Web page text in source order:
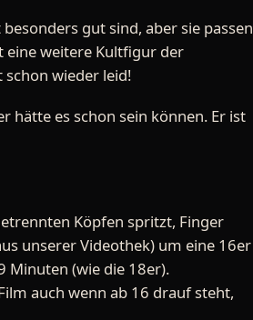
gut sind, aber sie passen
eine weitere Kultfigur der
wieder leid!
hätte es schon sein können. Er ist
Köpfen spritzt, Finger
unserer Videothek) um eine 16er
Minuten (wie die 18er).
auch wenn ab 16 drauf steht,